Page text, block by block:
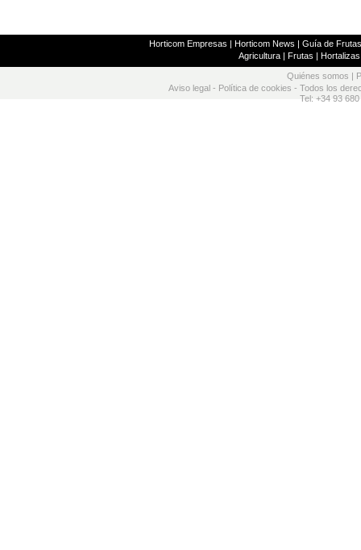
Horticom Empresas | Horticom News | Guía de
Agricultura| Frutas | Hortalizas
Quiénes somos
Aviso legal - Política de cookies - Todos los
Tel: +34 93